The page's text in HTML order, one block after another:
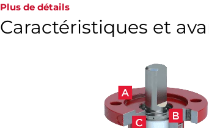
Plus de détails
Caractéristiques et